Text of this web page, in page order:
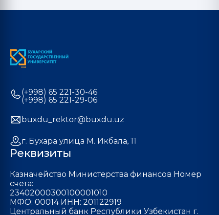
(+998) 65 221-30-46
(+998) 65 221-29-06
buxdu_rektor@buxdu.uz
г. Бухара улица М. Икбала, 11
Реквизиты
Казначейство Министерства финансов Номер
счета:
23402000300100001010
МФО: 00014 ИНН: 201122919
Центральный банк Республики Узбекистан г.